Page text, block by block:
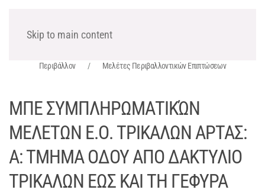
Skip to main contentΧΩΡΟΤΕΧΝΙΚΗ Α.Ε.
Περιβάλλον Μελέτες Περιβαλλοντικών Επιπτώσεων
ΜΠΕ ΣΥΜΠΛΗΡΩΜΑΤΙΚΏΝ
ΜΕΛΕΤΩΝ Ε.Ο. ΤΡΙΚΑΛΩΝ ΑΡΤΑΣ:
Α: ΤΜΗΜΑ ΟΔΟΥ ΑΠΟ ΔΑΚΤΥΛΙΟ
ΤΡΙΚΑΛΩΝ ΕΩΣ ΚΑΙ ΤΗ ΓΕΦΥΡΑ